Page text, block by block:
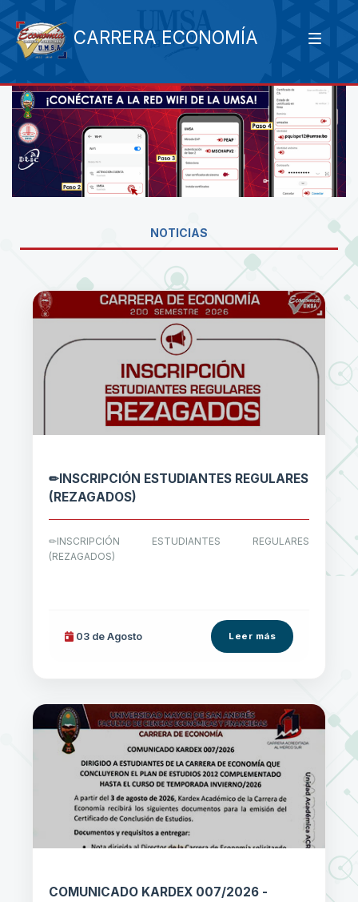
CARRERA ECONOMÍA
NOTICIAS
✏INSCRIPCIÓN ESTUDIANTES REGULARES
(REZAGADOS)
✏INSCRIPCIÓN ESTUDIANTES REGULARES
(REZAGADOS)
03 de Agosto Leer más
COMUNICADO KARDEX 007/2026 -